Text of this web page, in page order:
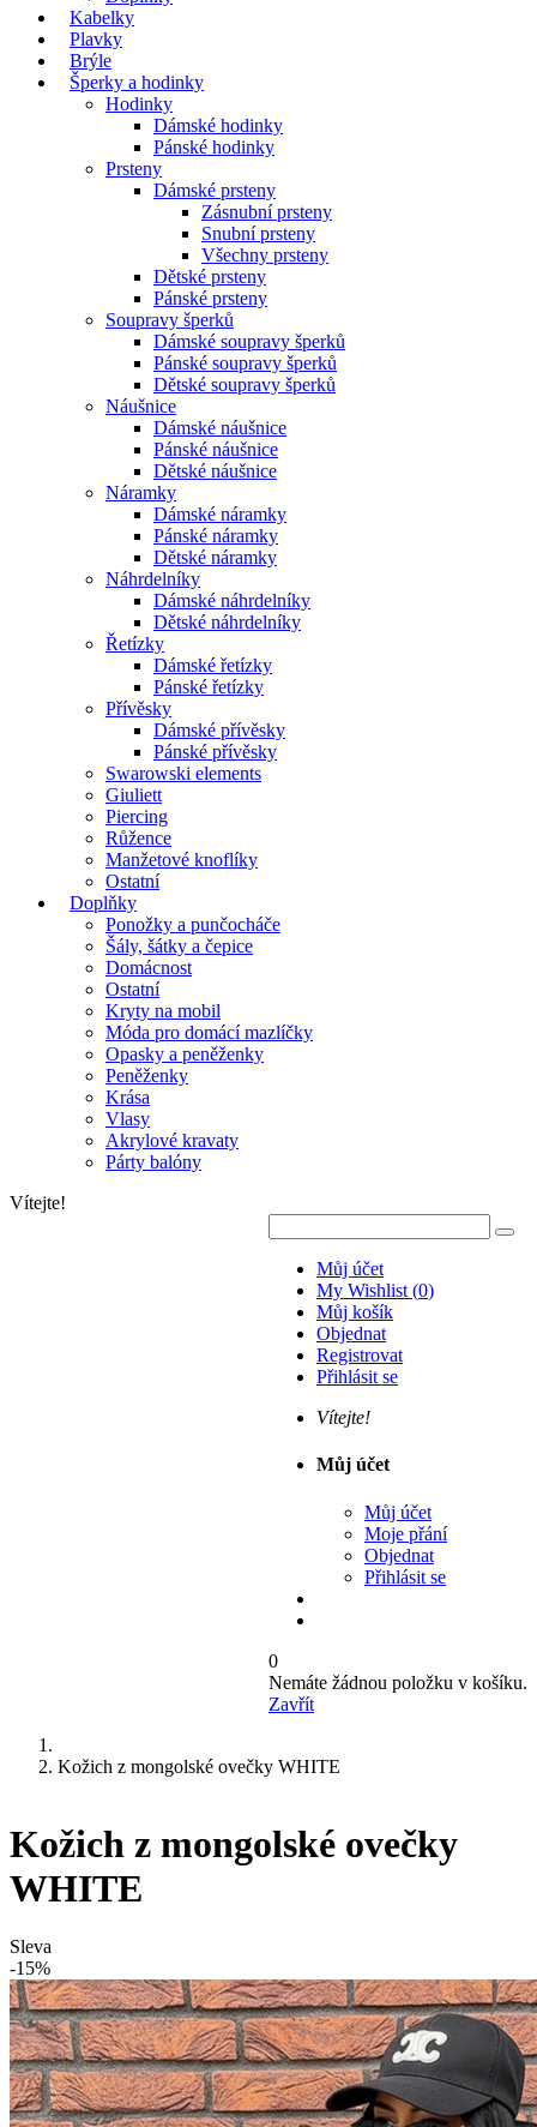
Kabelky
Plavky
Brýle
Šperky a hodinky
Hodinky
Dámské hodinky
Pánské hodinky
Prsteny
Dámské prsteny
Zásnubní prsteny
Snubní prsteny
Všechny prsteny
Dětské prsteny
Pánské prsteny
Soupravy šperků
Dámské soupravy šperků
Pánské soupravy šperků
Dětské soupravy šperků
Náušnice
Dámské náušnice
Pánské náušnice
Dětské náušnice
Náramky
Dámské náramky
Pánské náramky
Dětské náramky
Náhrdelníky
Dámské náhrdelníky
Dětské náhrdelníky
Řetízky
Dámské řetízky
Pánské řetízky
Přívěsky
Dámské přívěsky
Pánské přívěsky
Swarowski elements
Giuliett
Piercing
Růžence
Manžetové knoflíky
Ostatní
Doplňky
Ponožky a punčocháče
Šály, šátky a čepice
Domácnost
Ostatní
Kryty na mobil
Móda pro domácí mazlíčky
Opasky a peněženky
Peněženky
Krása
Vlasy
Akrylové kravaty
Párty balóny
Vítejte!
Můj účet
My Wishlist (0)
Můj košík
Objednat
Registrovat
Přihlásit se
Vítejte!
Můj účet
Můj účet
Moje přání
Objednat
Přihlásit se
0
Nemáte žádnou položku v košíku.
Zavřít
Kožich z mongolské ovečky WHITE
Kožich z mongolské ovečky
WHITE
Sleva
-15%